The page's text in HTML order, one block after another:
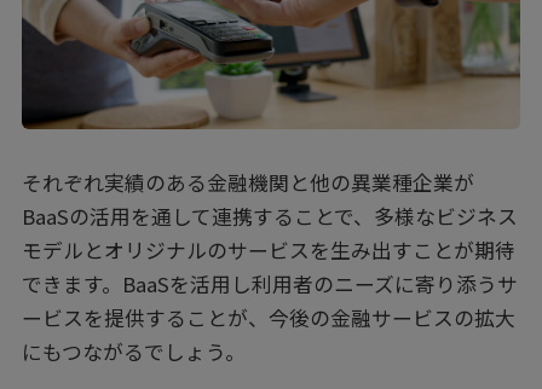
それぞれ実績のある金融機関と他の異業種企業が
BaaSの活用を通して連携することで、多様なビジネス
モデルとオリジナルのサービスを生み出すことが期待
できます。BaaSを活用し利用者のニーズに寄り添うサ
ービスを提供することが、今後の金融サービスの拡大
にもつながるでしょう。